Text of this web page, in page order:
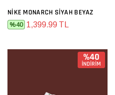
NIKE MONARCH SIYAH BEYAZ
%40 1,399.99 TL
%40
İNDİRİM